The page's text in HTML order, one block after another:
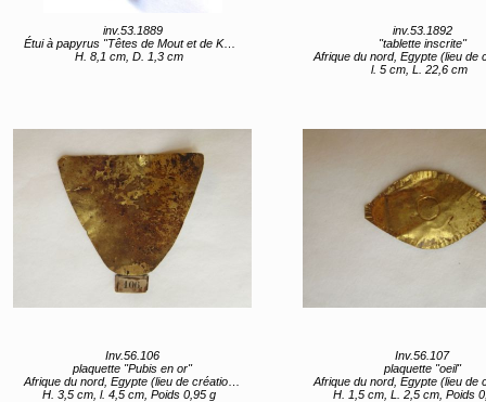
inv.53.1889
Étui à papyrus "Têtes de Mout et de Khonsou"
H. 8,1 cm, D. 1,3 cm
inv.53.1892
"tablette inscrite"
Afrique du nord, Egypte (lieu de création) 315/4 ou
l. 5 cm, L. 22,6 cm
Inv.56.106
plaquette "Pubis en or"
Afrique du nord, Egypte (lieu de création) entre 4e quart 2e siècle et 1er quart 3e siècle
H. 3,5 cm, l. 4,5 cm, Poids 0,95 g
Inv.56.107
plaquette "oeil"
Afrique du nord, Egypte (lieu de création) entre 4e quart 2e siècle et 1er
H. 1,5 cm, L. 2,5 cm, Poids